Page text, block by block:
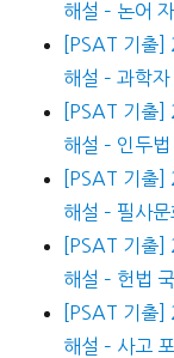
해설 – 논어
[PSAT 기출
해설 – 과학
[PSAT 기출
해설 – 인두법
[PSAT 기출
해설 – 필사
[PSAT 기출
해설 – 헌법
[PSAT 기출
해설 – 사고